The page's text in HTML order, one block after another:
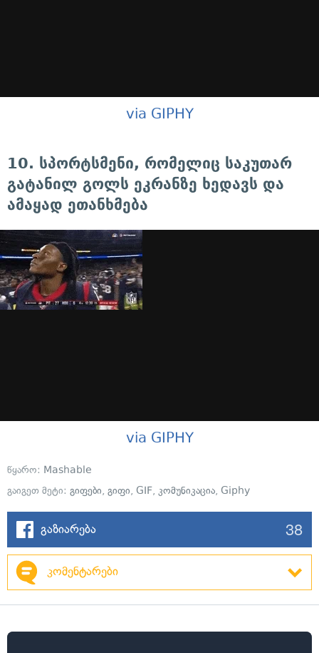
via GIPHY
10. სპორტსმენი, რომელიც საკუთარ
გატანილ გოლს ეკრანზე ხედავს და
ამაყად ეთანხმება
via GIPHY
წყარო: Mashable
გაიგეთ მეტი: გიფები, გიფი, GIF, კომუნიკაცია, Giphy
გაზიარება 38
კომენტარები